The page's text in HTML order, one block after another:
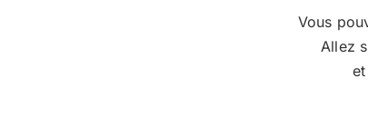
Vous
Allez